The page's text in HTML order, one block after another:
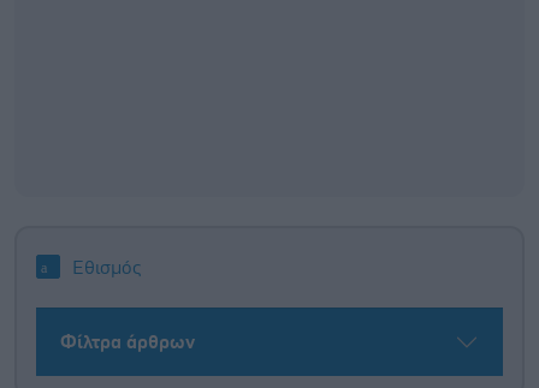
Εθισμός
Φίλτρα άρθρων